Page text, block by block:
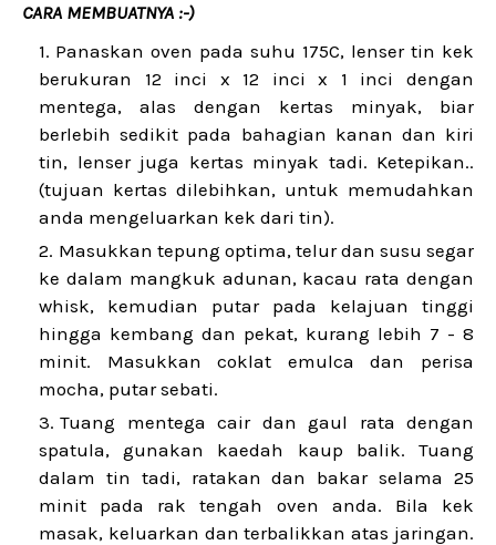
CARA MEMBUATNYA :-)
Panaskan oven pada suhu 175C, lenser tin kek
berukuran 12 inci x 12 inci x 1 inci dengan
mentega, alas dengan kertas minyak, biar
berlebih sedikit pada bahagian kanan dan kiri
tin, lenser juga kertas minyak tadi. Ketepikan..
(tujuan kertas dilebihkan, untuk memudahkan
anda mengeluarkan kek dari tin).
Masukkan tepung optima, telur dan susu segar
ke dalam mangkuk adunan, kacau rata dengan
whisk, kemudian putar pada kelajuan tinggi
hingga kembang dan pekat, kurang lebih 7 - 8
minit. Masukkan coklat emulca dan perisa
mocha, putar sebati.
Tuang mentega cair dan gaul rata dengan
spatula, gunakan kaedah kaup balik. Tuang
dalam tin tadi, ratakan dan bakar selama 25
minit pada rak tengah oven anda. Bila kek
masak, keluarkan dan terbalikkan atas jaringan.